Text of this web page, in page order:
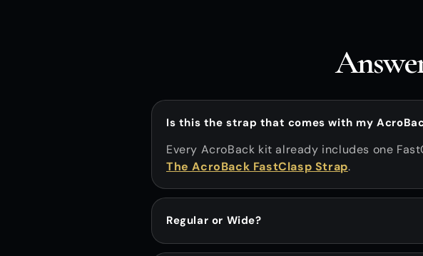
Is this the strap that comes with my
Every AcroBack kit already includes one
The AcroBack FastClasp Strap.
Regular or Wide?